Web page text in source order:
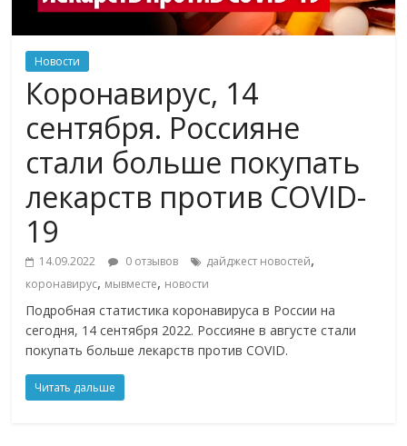
Новости
Коронавирус, 14
сентября. Россияне
стали больше покупать
лекарств против COVID-
19
14.09.2022 0 отзывов дайджест новостей,
коронавирус, мывместе, новости
Подробная статистика коронавируса в России на
сегодня, 14 сентября 2022. Россияне в августе стали
покупать больше лекарств против COVID.
Читать дальше